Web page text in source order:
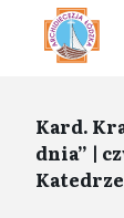
Kard.
dnia” |
Katedrze